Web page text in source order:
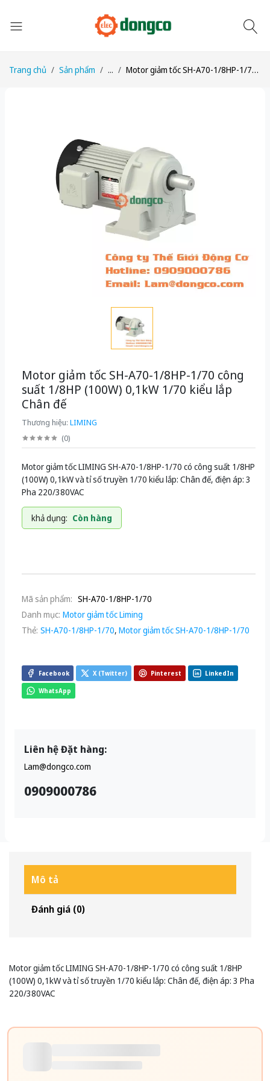
Trang chủ Sản phẩm ... Motor giảm tốc SH-A70-1/8HP-1/70 công suất 1/8HP (100W) 0,1kW 1/70 kiểu lắp Chân đế
Motor giảm tốc SH-A70-1/8HP-1/70 công
suất 1/8HP (100W) 0,1kW 1/70 kiểu lắp
Chân đế
Thương hiệu: LIMING
(0)
Motor giảm tốc LIMING SH-A70-1/8HP-1/70 có công suất 1/8HP
(100W) 0,1kW và tỉ số truyền 1/70 kiểu lắp: Chân đế, điện áp: 3
Pha 220/380VAC
khả dụng: Còn hàng
Mã sản phẩm: SH-A70-1/8HP-1/70
Danh mục: Motor giảm tốc Liming
Thẻ: SH-A70-1/8HP-1/70, Motor giảm tốc SH-A70-1/8HP-1/70
Facebook X (Twitter) Pinterest LinkedIn
WhatsApp
Liên hệ Đặt hàng:
Lam@dongco.com
0909000786
Mô tả
Đánh giá (0)
Motor giảm tốc LIMING SH-A70-1/8HP-1/70 có công suất 1/8HP
(100W) 0,1kW và tỉ số truyền 1/70 kiểu lắp: Chân đế, điện áp: 3 Pha
220/380VAC